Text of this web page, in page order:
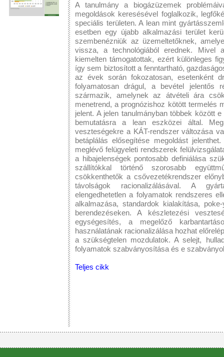
A tanulmány a biogázüzemek
megoldások keresésével foglalkozik,
speciális területen. A lean mint
esetben egy újabb alkalmazási terület
szembenézniük az üzemeltetőknek,
vissza, a technológiából erednek. Mivel
kiemelten támogatottak, ezért különleges
így sem biztosított a fenntartható,
az évek során fokozatosan, esetenként
folyamatosan drágul, a bevétel jelentős
származik, amelynek az átvételi ára
menetrend, a prognózishoz kötött termelés
jelent. A jelen tanulmányban többek között
bemutatásra a lean eszközei által.
veszteségekre a KÁT-rendszer változása
betáplálás elősegítése megoldást
meglévő felügyeleti rendszerek
a hibajelenségek pontosabb definiálása
szállítókkal történő szorosabb
csökkenthetők a csővezetékrendszer
távolságok racionalizálásával. A
elengedhetetlen a folyamatok rendszeres
alkalmazása, standardok kialakítása,
berendezéseken. A készletezési
egységesítés, a megelőző
használatának racionalizálása hozhat
a szükségtelen mozdulatok. A selejt,
folyamatok szabványosítása és e
Teljes cikk